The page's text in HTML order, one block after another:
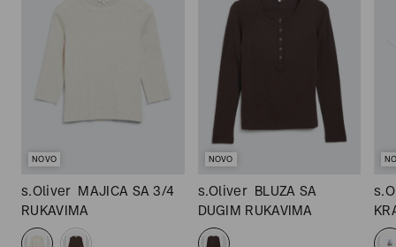
NOVO
s.Oliver MAJICA SA 3/4
RUKAVIMA
NOVO
s.Oliver BLUZA SA
DUGIM RUKAVIMA